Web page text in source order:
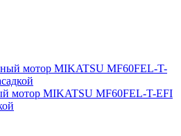
мотор MIKATSU MF60FEL-T-EFI